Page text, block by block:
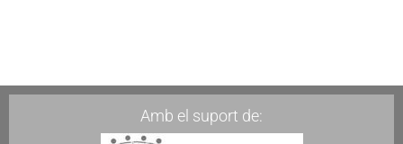
Amb el suport de: